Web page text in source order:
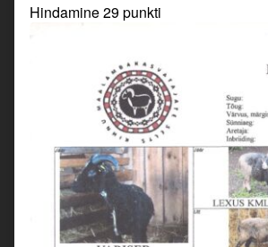
Hindamine 29 punkti